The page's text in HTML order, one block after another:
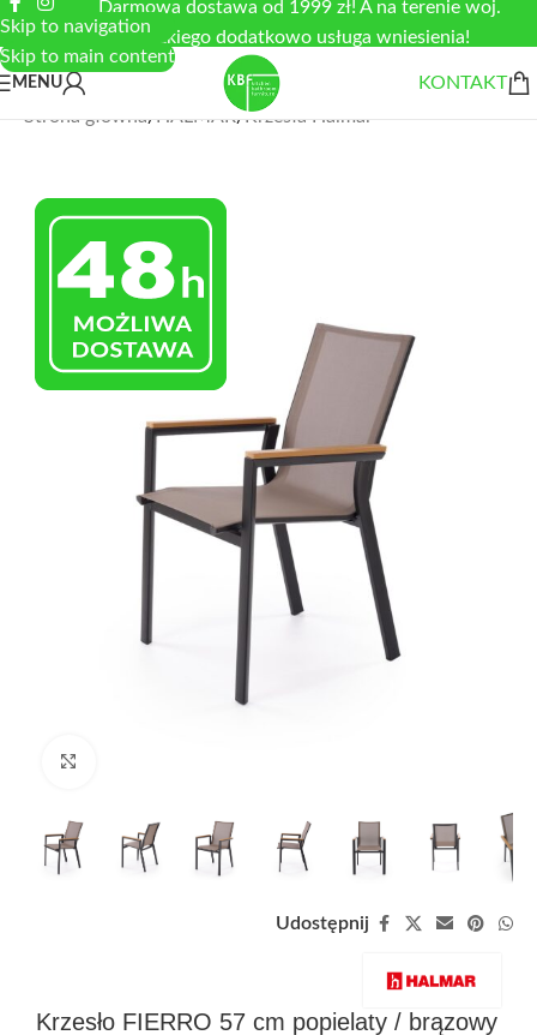
Skip to navigation
Skip to main content
Darmowa dostawa od 1999 zł! A na terenie woj.
łódzkiego dodatkowo usługa wniesienia!
MENU
KONTAKT
Strona główna/ HALMAR/Krzesła Halmar
Udostępnij
Krzesło FIERRO 57 cm popielaty / brązowy